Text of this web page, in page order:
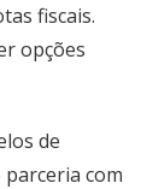
fiscais.
opções
de
com